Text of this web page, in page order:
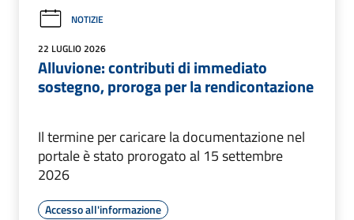
NOTIZIE
22 LUGLIO 2026
Alluvione: contributi di immediato
sostegno, proroga per la rendicontazione
Il termine per caricare la documentazione nel
portale è stato prorogato al 15 settembre
2026
Accesso all'informazione